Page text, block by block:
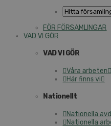
FÖR FÖRSAMLINGAR
VAD VI GÖR
VAD VI GÖR
Våra arbeten
Här finns vi
Nationellt
Nationella
Nationella